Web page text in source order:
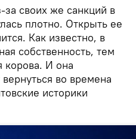
своих же санкций в
плотно. Открыть ее
Как известно, в
собственность, тем
корова. И она
во времена
историки